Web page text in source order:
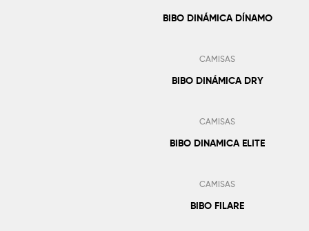
BIBO DINÁMICA DÍNAMO
CAMISAS
BIBO DINÁMICA DRY
CAMISAS
BIBO DINAMICA ELITE
CAMISAS
BIBO FILARE